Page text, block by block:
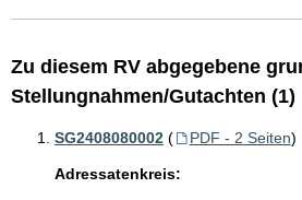
Zu diesem RV abgegebene
Stellungnahmen/Gutachten (1)
SG2408080002 ( PDF - 2 Seiten)
Adressatenkreis: